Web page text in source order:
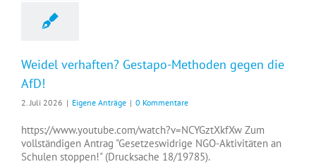
Weidel verhaften? Gestapo-Methoden gegen die
AfD!
2. Juli 2026 | Eigene Anträge | 0 Kommentare
https://www.youtube.com/watch?v=NCYGztXkfXw Zum
vollständigen Antrag "Gesetzeswidrige NGO-Aktivitäten an
Schulen stoppen!" (Drucksache 18/19785).